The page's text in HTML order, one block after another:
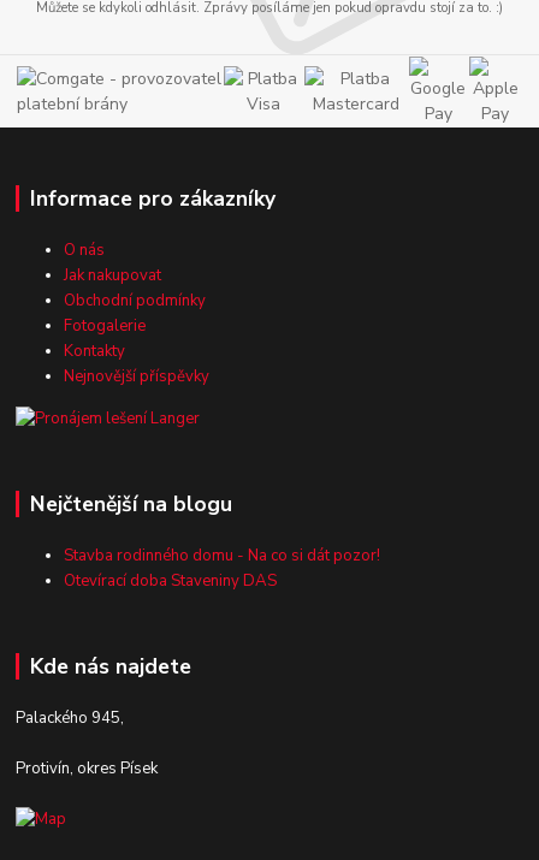
Můžete se kdykoli odhlásit. Zprávy posíláme jen pokud opravdu stojí za to. :)
Informace pro zákazníky
O nás
Jak nakupovat
Obchodní podmínky
Fotogalerie
Kontakty
Nejnovější příspěvky
Nejčtenější na blogu
Stavba rodinného domu - Na co si dát pozor!
Otevírací doba Staveniny DAS
Kde nás najdete
Palackého 945,
Protivín, okres Písek